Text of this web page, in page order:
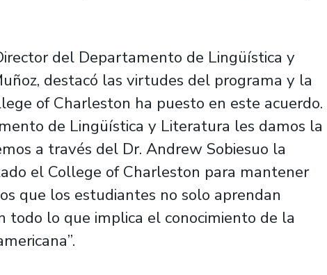
del Departamento de Lingüística y
destacó las virtudes del programa y la
of Charleston ha puesto en este acuerdo.
de Lingüística y Literatura les damos la
a través del Dr. Andrew Sobiesuo la
el College of Charleston para mantener
que los estudiantes no solo aprendan
todo lo que implica el conocimiento de la